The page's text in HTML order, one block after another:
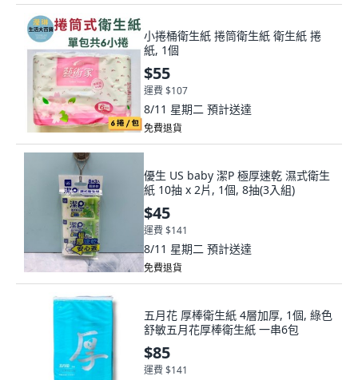
小捲桶衛生紙 捲筒衛生紙 衛生紙 捲
紙, 1個
$55
運費 $107
8/11 星期二 預計送達
免費退貨
優生 US baby 潔P 極厚速乾 濕式衛生
紙 10抽 x 2片, 1個, 8抽(3入組)
$45
運費 $141
8/11 星期二 預計送達
免費退貨
五月花 厚棒衛生紙 4層加厚, 1個, 綠色
舒敏五月花厚棒衛生紙 一串6包
$85
運費 $141